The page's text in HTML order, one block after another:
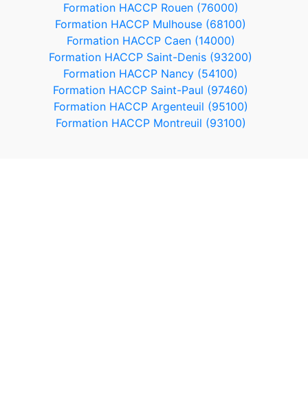
Formation HACCP Rouen (76000)
Formation HACCP Mulhouse (68100)
Formation HACCP Caen (14000)
Formation HACCP Saint-Denis (93200)
Formation HACCP Nancy (54100)
Formation HACCP Saint-Paul (97460)
Formation HACCP Argenteuil (95100)
Formation HACCP Montreuil (93100)